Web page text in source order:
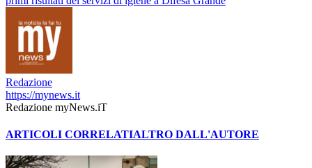
Redazione
https://mynews.it
Redazione myNews.iT
ARTICOLI CORRELATIALTRO DALL'AUTORE